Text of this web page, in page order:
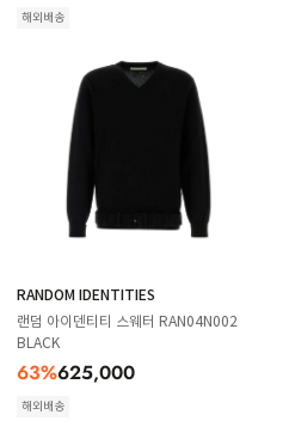
해외배송
RANDOM IDENTITIES
랜덤 아이덴티티 스웨터 RAN04N002
BLACK
63%625,000
해외배송